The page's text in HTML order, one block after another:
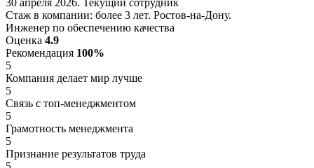
Стаж в компании: более 3 лет. Ростов-на-Дону.
Инженер по обеспечению качества
Оценка 4.9
Рекомендация 100%
5
Компания делает мир лучше
5
Связь с топ-менеджментом
5
Грамотность менеджмента
5
Признание результатов труда